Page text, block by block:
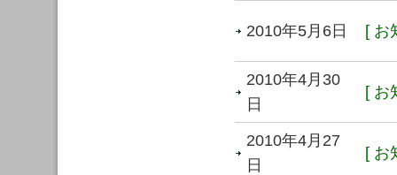
2010年5月6日 [ お
2010年4月30
日
[ お
2010年4月27
日
[ お